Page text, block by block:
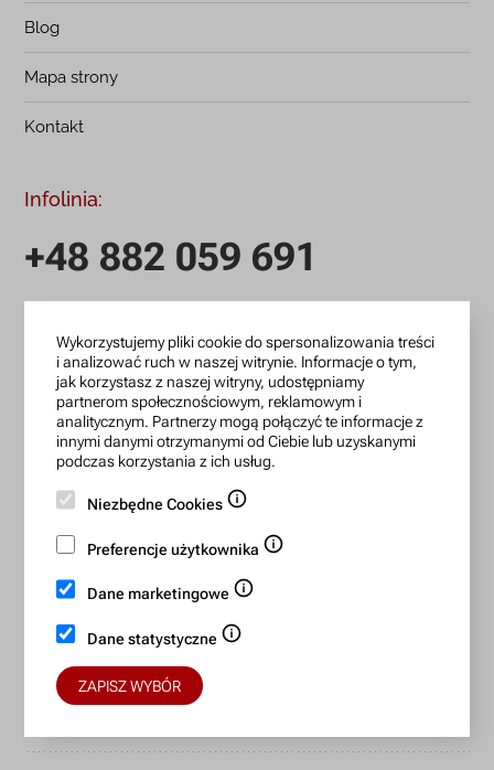
Blog
Mapa strony
Kontakt
Infolinia:
+48 882 059 691
zamowienia@lanotti.com
Pisząc w sprawie swojego zamówienia podaj w tytule
wiadomości numer, który otrzymałeś w potwierdzeniu.
Konto bankowe:
BIC/SWIFT: BREXPLPWMBK
Bezpieczne płatności:
Wykorzystujemy pliki cookie do spersonalizowania treści
i analizować ruch w naszej witrynie. Informacje o tym,
jak korzystasz z naszej witryny, udostępniamy
partnerom społecznościowym, reklamowym i
analitycznym. Partnerzy mogą połączyć te informacje z
innymi danymi otrzymanymi od Ciebie lub uzyskanymi
podczas korzystania z ich usług.
Niezbędne Cookies
Preferencje użytkownika
Dane marketingowe
Dane statystyczne
ZAPISZ WYBÓR